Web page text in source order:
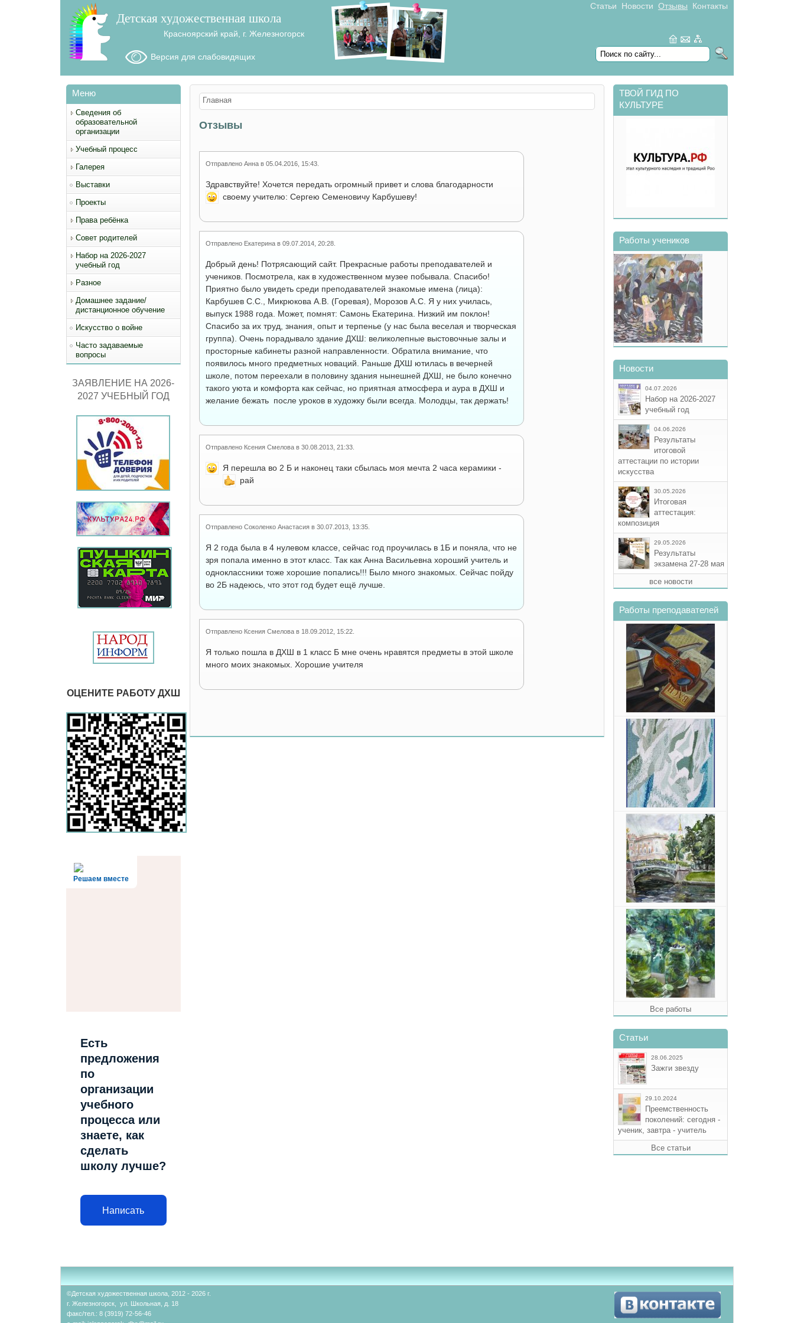
Детская художественная школа
Красноярский край, г. Железногорск
Статьи Новости Отзывы Контакты
Форма поиска
search
Версия для слабовидящих
Меню
Сведения об
образовательной
организации
Учебный процесс
Галерея
Выставки
Проекты
Права ребёнка
Совет родителей
Набор на 2026-2027
учебный год
Разное
Домашнее задание/
дистанционное обучение
Искусство о войне
Часто задаваемые
вопросы
ЗАЯВЛЕНИЕ НА 2026-
2027 УЧЕБНЫЙ ГОД
ОЦЕНИТЕ РАБОТУ ДХШ
Решаем вместе
Есть
предложения
по
организации
учебного
процесса или
знаете, как
сделать
школу лучше?
Написать
Вы здесь
Главная
Отзывы
Отправлено Аннав 05.04.2016, 15:43.
Здравствуйте! Хочется передать огромный привет и слова благодарности
своему учителю: Сергею Семеновичу Карбушеву!
Отправлено Екатеринав 09.07.2014, 20:28.
Добрый день! Потрясающий сайт. Прекрасные работы преподавателей и
учеников. Посмотрела, как в художественном музее побывала. Спасибо!
Приятно было увидеть среди преподавателей знакомые имена (лица):
Карбушев С.С., Микрюкова А.В. (Горевая), Морозов А.С. Я у них училась,
выпуск 1988 года. Может, помнят: Самонь Екатерина. Низкий им поклон!
Спасибо за их труд, знания, опыт и терпенье (у нас была веселая и творческая
группа). Очень порадывало здание ДХШ: великолепные выстовочные залы и
просторные кабинеты разной направленности. Обратила внимание, что
появилось много предметных новаций. Раньше ДХШ ютилась в вечерней
школе, потом переехали в половину здания нынешней ДХШ, не было конечно
такого уюта и комфорта как сейчас, но приятная атмосфера и аура в ДХШ и
желание бежать после уроков в художку были всегда. Молодцы, так держать!
Отправлено Ксения Смеловав 30.08.2013, 21:33.
Я перешла во 2 Б и наконец таки сбылась моя мечта2 часа керамики -
рай
Отправлено Соколенко Анастасияв 30.07.2013, 13:35.
Я 2 года была в 4 нулевом классе, сейчас год проучилась в 1Б и поняла, что не
зря попала именно в этот класс. Так как Анна Васильевна хороший учитель и
одноклассники тоже хорошие попались!!! Было много знакомых. Сейчас пойду
во 2Б надеюсь, что этот год будет ещё лучше.
Отправлено Ксения Смеловав 18.09.2012, 15:22.
Я только пошла в ДХШ в 1 класс Б мне очень нравятся предметы в этой школе
много моих знакомых. Хорошие учителя
ТВОЙ ГИД ПО
КУЛЬТУРЕ
Работы учеников
Новости
04.07.2026
Набор на 2026-2027
учебный год
04.06.2026
Результаты
итоговой
аттестации по истории
искусства
30.05.2026
Итоговая
аттестация:
композиция
29.05.2026
Результаты
экзамена 27-28 мая
все новости
Работы преподавателей
Все работы
Статьи
28.06.2025
Зажги звезду
29.10.2024
Преемственность
поколений: сегодня -
ученик, завтра - учитель
Все статьи
©Детская художественная школа, 2012 - 2026 г.
г. Железногорск, ул. Школьная, д. 18
факс/тел.: 8 (3919) 72-56-46